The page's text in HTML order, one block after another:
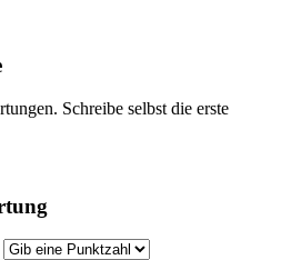
Schreibe selbst die erste